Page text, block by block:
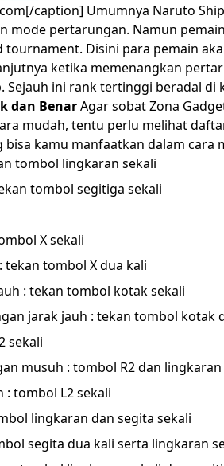
caption] Umumnya Naruto
mode pertarungan. Namun
tournament. Disini para pemain
ketika memenangkan
ini rank tertinggi beradal di
dan BenarAgar sobat Zona
mudah, tentu perlu melihat
kamu manfaatkan dalam cara
tombol lingkaran sekali
tombol segitiga sekali
X sekali
tekan tombol X dua kali
: tekan tombol kotak sekali
jarak jauh : tekan tombol kotak
sekali
musuh : tombol R2 dan lingkaran
: tombol L2 sekali
lingkaran dan segita sekali
segita dua kali serta lingkaran